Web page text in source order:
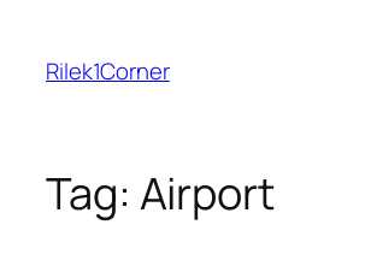
content
Rilek1Corner
Tag: Airport